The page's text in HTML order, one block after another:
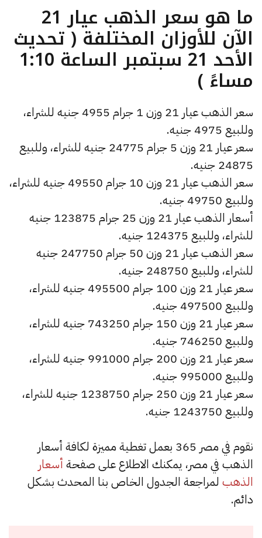
ما هو سعر الذهب عيار 21
الآن للأوزان المختلفة ( تحديث
الأحد 21 سبتمبر الساعة 1:10
مساءً )
سعر الذهب عيار 21 وزن 1 جرام 4955 جنيه للشراء،
وللبيع 4975 جنيه.
سعر عيار 21 وزن 5 جرام 24775 جنيه للشراء، وللبيع
24875 جنيه.
سعر الذهب عيار 21 وزن 10 جرام 49550 جنيه للشراء،
وللبيع 49750 جنيه.
أسعار الذهب عيار 21 وزن 25 جرام 123875 جنيه
للشراء، وللبيع 124375 جنيه.
سعر الذهب عيار 21 وزن 50 جرام 247750 جنيه
للشراء، وللبيع 248750 جنيه.
سعر عيار 21 وزن 100 جرام 495500 جنيه للشراء،
وللبيع 497500 جنيه.
سعر عيار 21 وزن 150 جرام 743250 جنيه للشراء،
وللبيع 746250 جنيه.
سعر عيار 21 وزن 200 جرام 991000 جنيه للشراء،
وللبيع 995000 جنيه.
سعر عيار 21 وزن 250 جرام 1238750 جنيه للشراء،
وللبيع 1243750 جنيه.
نقوم في مصر 365 بعمل تغطية مميزة لكافة أسعار
الذهب في مصر، يمكنك الاطلاع على صفحة أسعار
الذهب لمراجعة الجدول الخاص بنا المحدث بشكل
دائم.